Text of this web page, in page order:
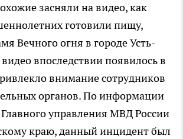
засняли на видео, как
готовили пищу,
Вечного огня в городе Усть-
впоследствии появилось в
внимание сотрудников
органов. По информации
управления МВД России
краю, данный инцидент был